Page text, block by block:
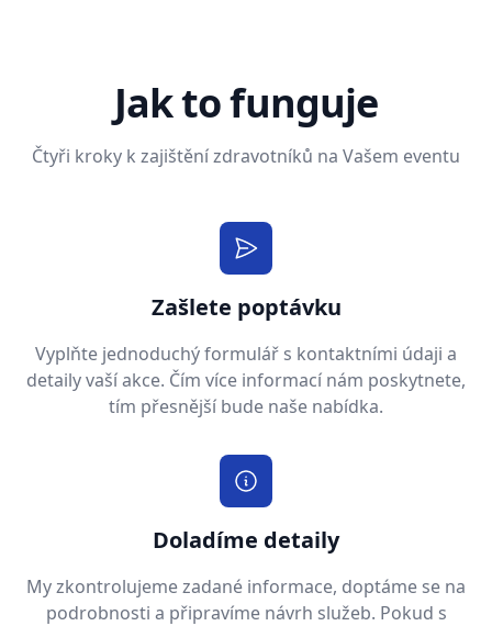
Jak to funguje
Čtyři kroky k zajištění zdravotníků na Vašem eventu
Zašlete poptávku
Vyplňte jednoduchý formulář s kontaktními údaji a
detaily vaší akce. Čím více informací nám poskytnete,
tím přesnější bude naše nabídka.
Doladíme detaily
My zkontrolujeme zadané informace, doptáme se na
podrobnosti a připravíme návrh služeb. Pokud s